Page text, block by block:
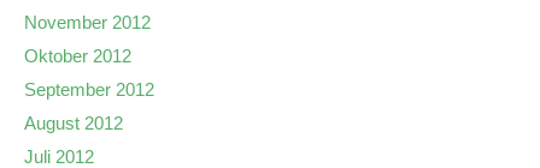
November 2012
Oktober 2012
September 2012
August 2012
Juli 2012